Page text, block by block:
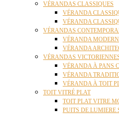
VÉRANDAS CLASSIQUES
VÉRANDA
VÉRANDA
VÉRANDAS
VÉRANDA
VÉRANDA
VÉRANDAS
VÉRANDA À PANS
VÉRANDA
VÉRANDA À TOIT
TOIT VITRÉ PLAT
TOIT PLAT VITRE
PUITS DE LUMIERE